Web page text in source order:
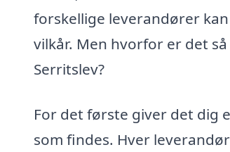
forskellige leverandører
vilkår. Men hvorfor er det
Serritslev?
For det første giver det dig
som findes. Hver